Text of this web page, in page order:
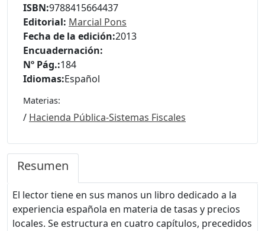
ISBN:9788415664437
Editorial: Marcial Pons
Fecha de la edición:2013
Encuadernación:
Nº Pág.:184
Idiomas:Español
Materias:
/ Hacienda Pública-Sistemas Fiscales
Resumen
El lector tiene en sus manos un libro dedicado a la
experiencia española en materia de tasas y precios
locales. Se estructura en cuatro capítulos, precedidos